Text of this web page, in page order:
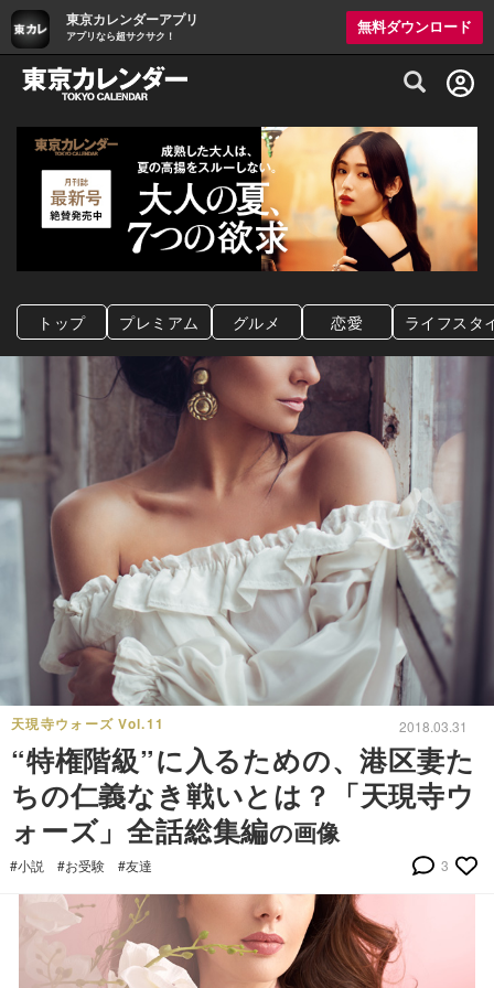
東京カレンダーアプリ
アプリなら超サクサク！
無料ダウンロード
グルメ情報・プレミアムレストラン予約
トップ プレミアム グルメ 恋愛 ライフスタ
天現寺ウォーズ Vol.11 2018.03.31
“特権階級”に入るための、港区妻た
ちの仁義なき戦いとは？「天現寺ウ
ォーズ」全話総集編の画像
#小説 #お受験 #友達 3